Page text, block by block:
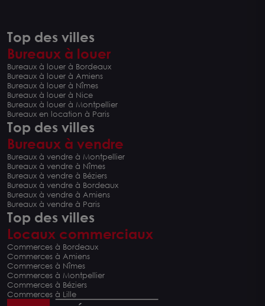
Top des villes
Bureaux à louer
Bureaux à louer à Bordeaux
Bureaux à louer à Amiens
Bureaux à louer à Nîmes
Bureaux à louer à Nice
Bureaux à louer à Montpellier
Bureaux en location à Paris
Top des villes
Bureaux à vendre
Bureaux à vendre à Montpellier
Bureaux à vendre à Nîmes
Bureaux à vendre à Béziers
Bureaux à vendre à Bordeaux
Bureaux à vendre à Amiens
Bureaux à vendre à Paris
Top des villes
Locaux commerciaux
Commerces à Bordeaux
Commerces à Amiens
Commerces à Nîmes
Commerces à Montpellier
Commerces à Béziers
Commerces à Lille